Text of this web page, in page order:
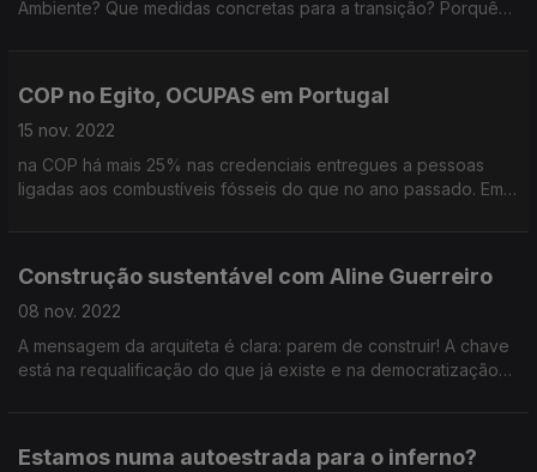
Ambiente? Que medidas concretas para a transição? Porquê
COP no Egito, OCUPAS em Portugal
15 nov. 2022
na COP há mais 25% nas credenciais entregues a pessoas
ligadas aos combustíveis fósseis do que no ano passado. Em
Construção sustentável com Aline Guerreiro
08 nov. 2022
A mensagem da arquiteta é clara: parem de construir! A chave
está na requalificação do que já existe e na democratização
Estamos numa autoestrada para o inferno?